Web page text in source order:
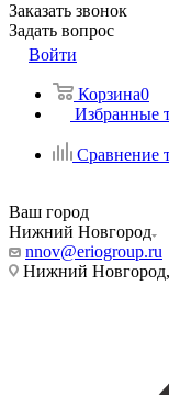
Заказать звонок
Задать вопрос
Войти
Корзина0
Избранные
Сравнение
Ваш город
Нижний Новгород
nnov@eriogroup.ru
Нижний Новгород,